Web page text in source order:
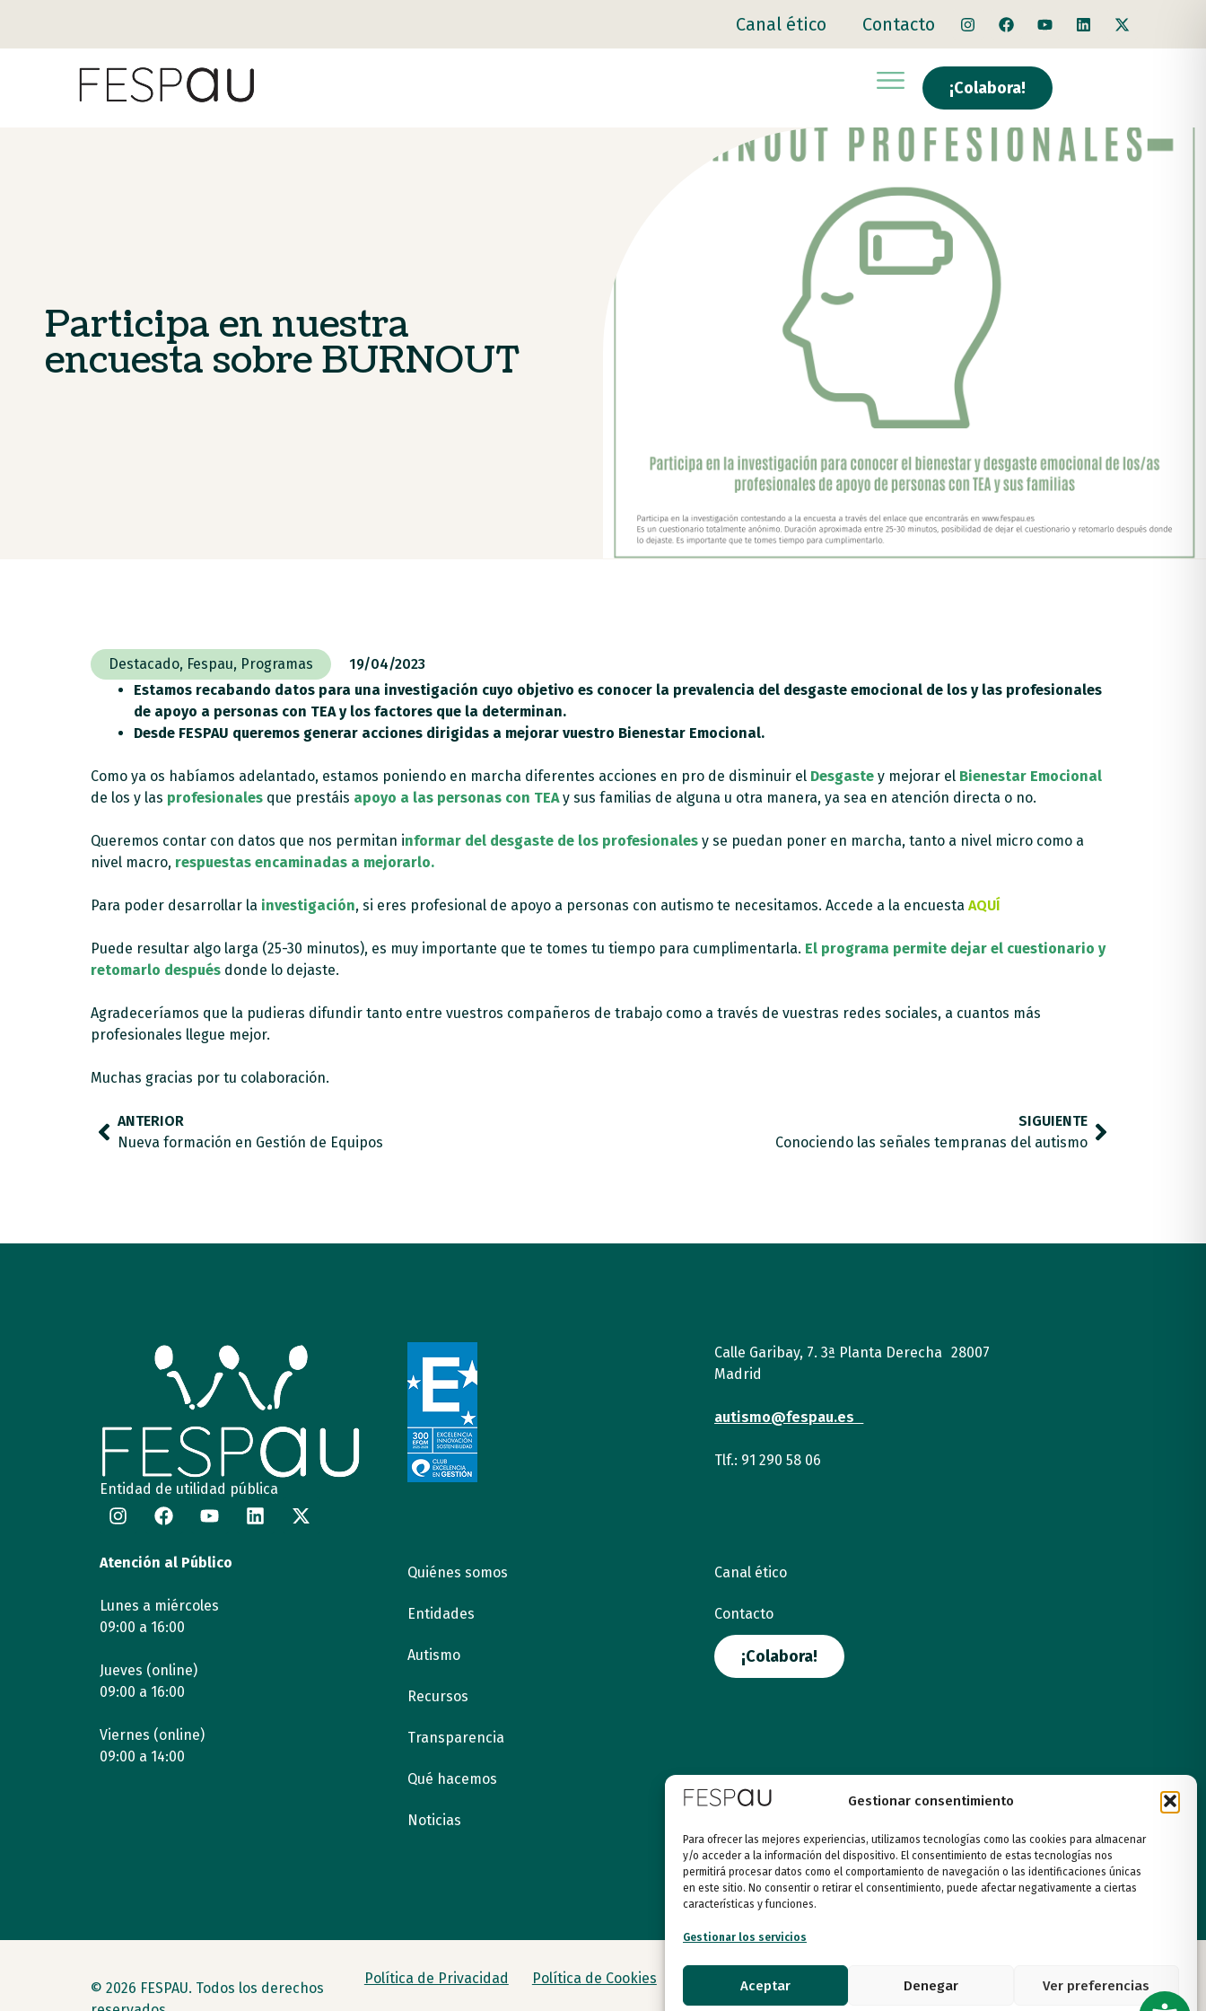
Gestionar consentimiento
Para ofrecer las mejores experiencias, utilizamos tecnologías como las cookies para almacenar
y/o acceder a la información del dispositivo. El consentimiento de estas tecnologías nos
permitirá procesar datos como el comportamiento de navegación o las identificaciones únicas
en este sitio. No consentir o retirar el consentimiento, puede afectar negativamente a ciertas
características y funciones.
Gestionar los servicios
Aceptar Denegar Ver preferencias
Canal ético Contacto
¡Colabora!
Participa en nuestra
encuesta sobre BURNOUT
Destacado, Fespau, Programas
19/04/2023
Estamos recabando datos para una investigación cuyo objetivo es conocer la prevalencia del desgaste emocional de los y las profesionales
de apoyo a personas con TEA y los factores que la determinan.
Desde FESPAU queremos generar acciones dirigidas a mejorar vuestro Bienestar Emocional.
Como ya os habíamos adelantado, estamos poniendo en marcha diferentes acciones en pro de disminuir el Desgaste y mejorar el Bienestar Emocional
de los y las profesionalesque prestáis apoyo a las personas con TEAy sus familias de alguna u otra manera, ya sea en atención directa o no.
Queremos contar con datos que nos permitan informar del desgaste de los profesionalesy se puedan poner en marcha, tanto a nivel micro como a
nivel macro, respuestas encaminadas a mejorarlo.
Para poder desarrollar lainvestigación, si eres profesional de apoyo a personas con autismo te necesitamos. Accede a la encuesta AQUÍ
Puede resultar algo larga (25-30 minutos), es muy importante que te tomes tu tiempo para cumplimentarla. El programa permite dejar el cuestionario y
retomarlo despuésdonde lo dejaste.
Agradeceríamos que la pudieras difundir tanto entre vuestros compañeros de trabajo como a través de vuestras redes sociales, a cuantos más
profesionales llegue mejor.
Muchas gracias por tu colaboración.
ANTERIOR
Nueva formación en Gestión de Equipos
SIGUIENTE
Conociendo las señales tempranas del autismo
Entidad de utilidad pública
Calle Garibay, 7. 3ª Planta Derecha 28007
Madrid
autismo@fespau.es
Tlf.: 91 290 58 06
Atención al Público
Lunes a miércoles
09:00 a 16:00
Jueves (online)
09:00 a 16:00
Viernes (online)
09:00 a 14:00
Quiénes somos
Entidades
Autismo
Recursos
Transparencia
Qué hacemos
Noticias
Canal ético
Contacto
¡Colabora!
© 2026 FESPAU. Todos los derechos
Política de Privacidad Política de Cookies